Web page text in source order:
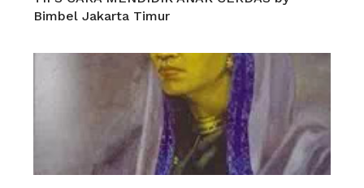
Bimbel Jakarta Timur